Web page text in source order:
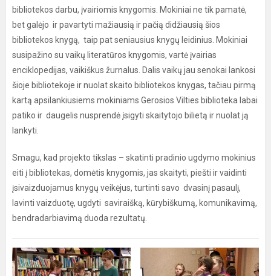
bibliotekos darbu, įvairiomis knygomis. Mokiniai ne tik pamatė,
bet galėjo ir pavartyti mažiausią ir pačią didžiausią šios
bibliotekos knygą, taip pat seniausius knygų leidinius. Mokiniai
susipažino su vaikų literatūros knygomis, vartė įvairias
enciklopedijas, vaikiškus žurnalus. Dalis vaikų jau senokai lankosi
šioje bibliotekoje ir nuolat skaito bibliotekos knygas, tačiau pirmą
kartą apsilankiusiems mokiniams Gerosios Vilties biblioteka labai
patiko ir daugelis nusprendė įsigyti skaitytojo bilietą ir nuolat ją
lankyti.
Smagu, kad projekto tikslas – skatinti pradinio ugdymo mokinius
eiti į bibliotekas, domėtis knygomis, jas skaityti, piešti ir vaidinti
įsivaizduojamus knygų veikėjus, turtinti savo dvasinį pasaulį,
lavinti vaizduotę, ugdyti saviraišką, kūrybiškumą, komunikavimą,
bendradarbiavimą duoda rezultatų.